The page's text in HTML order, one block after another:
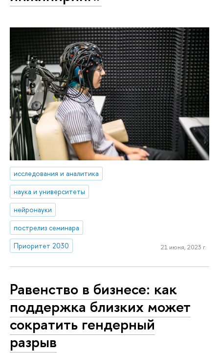
исследования и аналитика
наука и университеты
нейронауки
пострелиз семинара
Приоритет 2030
21 июня, 2023 г.
Равенство в бизнесе: как
поддержка близких может
сократить гендерный
разрыв